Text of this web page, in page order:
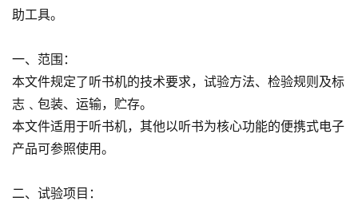
助工具。
一、范围：
本文件规定了听书机的技术要求，试验方法、检验规则及标
志﹑包装、运输，贮存。
本文件适用于听书机，其他以听书为核心功能的便携式电子
产品可参照使用。
二、试验项目：